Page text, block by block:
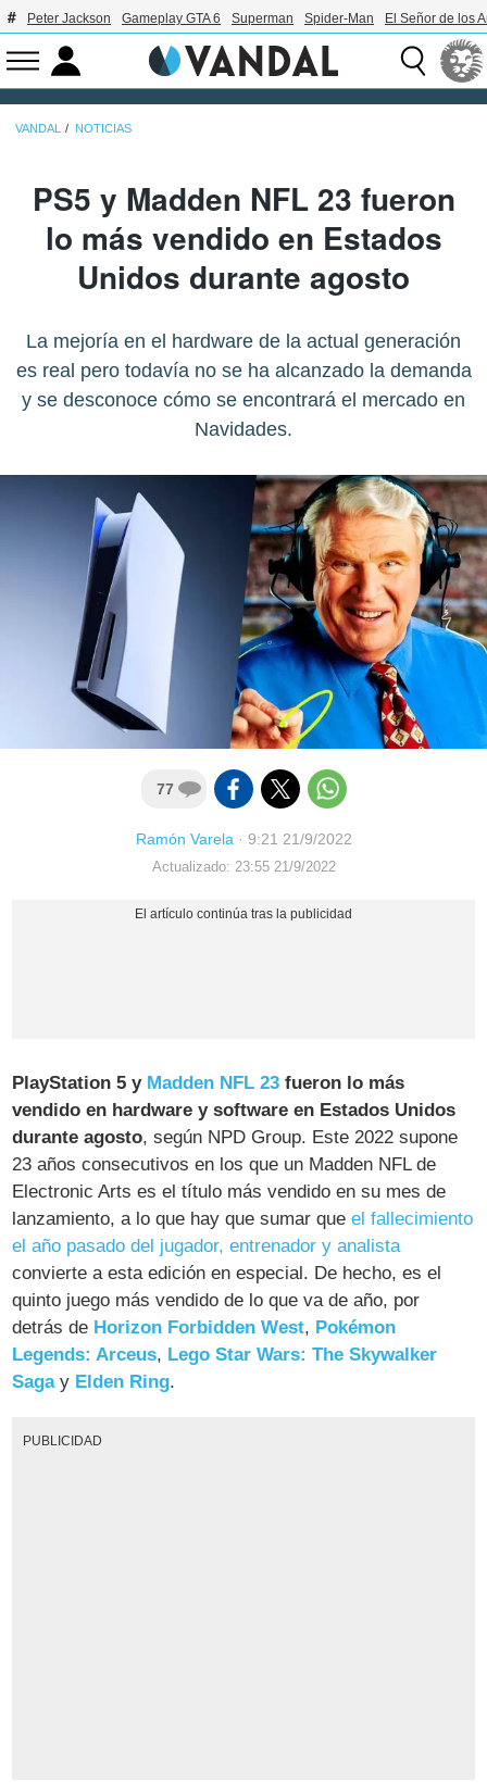
Peter Jackson Gameplay GTA 6 Superman Spider-Man El Señor de los
VANDAL NOTICIAS
PS5 y Madden NFL 23 fueron
lo más vendido en Estados
Unidos durante agosto
La mejoría en el hardware de la actual generación
es real pero todavía no se ha alcanzado la demanda
y se desconoce cómo se encontrará el mercado en
Navidades.
77
Ramón Varela· 9:21 21/9/2022
Actualizado: 23:55 21/9/2022
PlayStation 5 y Madden NFL 23 fueron lo más
vendido en hardware y software en Estados Unidos
durante agosto, según NPD Group. Este 2022 supone
23 años consecutivos en los que un Madden NFL de
Electronic Arts es el título más vendido en su mes de
lanzamiento, a lo que hay que sumar que el fallecimiento
el año pasado del jugador, entrenador y analista
convierte a esta edición en especial. De hecho, es el
quinto juego más vendido de lo que va de año, por
detrás de Horizon Forbidden West, Pokémon
Legends: Arceus, Lego Star Wars: The Skywalker
Sagay Elden Ring.
PUBLICIDAD